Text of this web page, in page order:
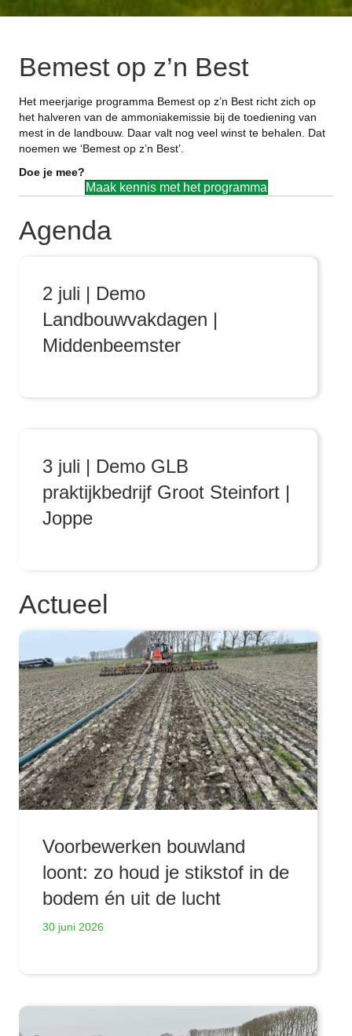
Bemest op z’n Best
Het meerjarige programma Bemest op z’n Best richt zich op
het halveren van de ammoniakemissie bij de toediening van
mest in de landbouw. Daar valt nog veel winst te behalen. Dat
noemen we ‘Bemest op z’n Best’.
Doe je mee?
Maak kennis met het programma
Agenda
2 juli | Demo
Landbouwvakdagen |
Middenbeemster
3 juli | Demo GLB
praktijkbedrijf Groot Steinfort |
Joppe
Actueel
Voorbewerken bouwland
loont: zo houd je stikstof in de
bodem én uit de lucht
30 juni 2026